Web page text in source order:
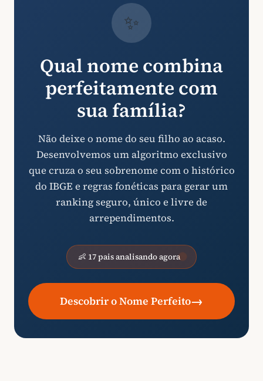
✨
Qual nome combina
perfeitamente com
sua família?
Não deixe o nome do seu filho ao acaso.
Desenvolvemos um algoritmo exclusivo
que cruza o seu sobrenome com o histórico
do IBGE e regras fonéticas para gerar um
ranking seguro, único e livre de
arrependimentos.
👶 17 pais analisando agora
Descobrir o Nome Perfeito→